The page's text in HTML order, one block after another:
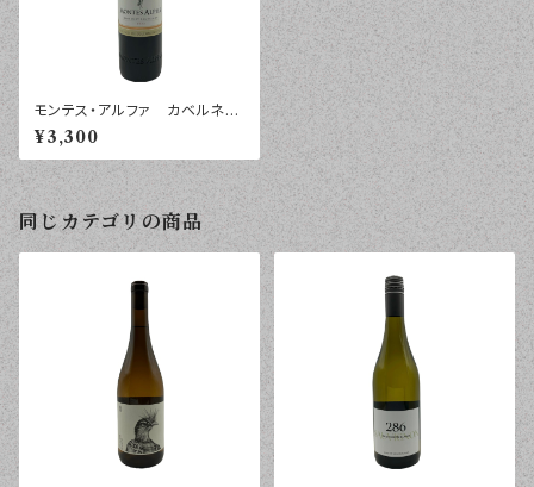
モンテス・アルファ カベルネ・
ソーヴィニヨン コルチャグア・
ヴァレー ２０２２年 ７５０ｍｌ
¥3,300
同じカテゴリの商品